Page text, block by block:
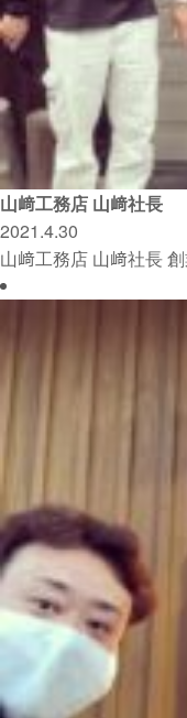
山﨑工務店 山﨑社長
2021.4.30
山﨑工務店 山﨑社長